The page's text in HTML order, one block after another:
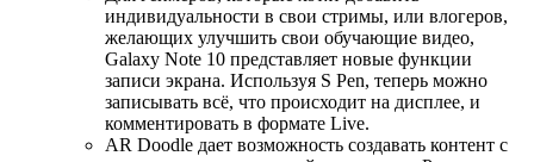
индивидуальности в свои стримы, или влогеров,
желающих улучшить свои обучающие видео,
Galaxy Note 10 представляет новые функции
записи экрана. Используя S Pen, теперь можно
записывать всё, что происходит на дисплее, и
комментировать в формате Live.
AR Doodle дает возможность создавать контент с